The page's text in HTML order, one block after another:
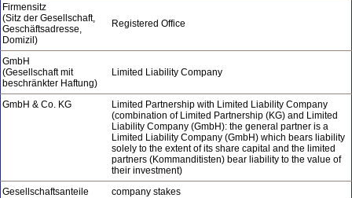
Firmensitz
(Sitz der Gesellschaft,
Geschäftsadresse,
Domizil)
Registered Office
GmbH
(Gesellschaft mit
beschränkter Haftung)
Limited Liability Company
GmbH & Co. KG
Limited Partnership with Limited Liability Company
(combination of Limited Partnership (KG) and Limited
Liability Company (GmbH): the general partner is a
Limited Liability Company (GmbH) which bears liability
solely to the extent of its share capital and the limited
partners (Kommanditisten) bear liability to the value of
their investment)
Gesellschaftsanteile
company stakes